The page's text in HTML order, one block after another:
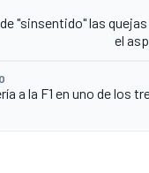
"sinsentido" las
el
a la F1 en uno de los